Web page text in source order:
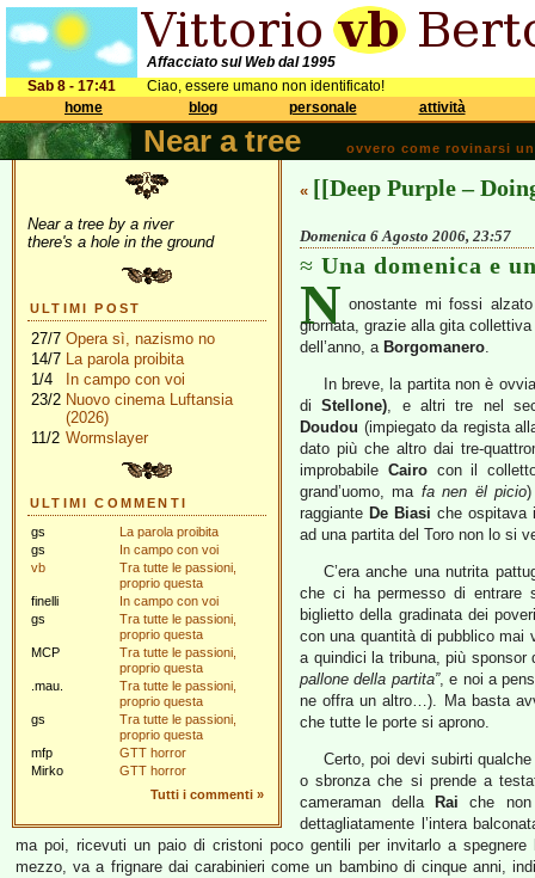
Affacciato sul Web dal 1995
Sab 8 - 17:41
Ciao, essere umano non identificato!
home
blog personale attività
Near a tree ovvero come rovinarsi
Near a tree by a river
there's a hole in the ground
ULTIMI POST
27/7 Opera sì, nazismo no
14/7 La parola proibita
1/4
In campo con voi
23/2 Nuovo cinema Luftansia
(2026)
11/2 Wormslayer
ULTIMI COMMENTI
gs
La parola proibita
gs
In campo con voi
vb
Tra tutte le passioni,
proprio questa
finelli
In campo con voi
gs
Tra tutte le passioni,
proprio questa
MCP
Tra tutte le passioni,
proprio questa
.mau.
Tra tutte le passioni,
proprio questa
gs
Tra tutte le passioni,
proprio questa
mfp
GTT horror
Mirko
GTT horror
Tutti i commenti »
« [[Deep Purple –
Domenica 6 Agosto 2006, 23:57
Una domenica e
N onostante mi fossi
giornata, grazie alla gita
dell’anno, a Borgomanero.
In breve, la partita non è
diStellone), e altri tre nel
Doudou (impiegato da regista
dato più che altro dai tre-
improbabile Cairocon il
grand’uomo, ma fa nen ël picio
raggiante De Biasi che ospitava
ad una partita del Toro non lo si
C’era anche una nutrita
che ci ha permesso di entrare
biglietto della gradinata dei
con una quantità di pubblico mai
a quindici la tribuna, più
pallone della partita”, e noi a
ne offra un altro…). Ma basta
che tutte le porte si aprono.
Certo, poi devi subirti
o sbronza che si prende a
cameraman della
Rai che
dettagliatamente l’intera
ma poi, ricevuti un paio di cristoni poco gentili per invitarlo a
mezzo, va a frignare dai carabinieri come un bambino di cinque anni,